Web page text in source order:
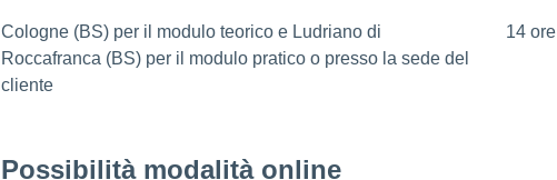
Cologne (BS) per il modulo teorico e Ludriano di
Roccafranca (BS) per il modulo pratico o presso la sede del
cliente
14 ore
Possibilità modalità online